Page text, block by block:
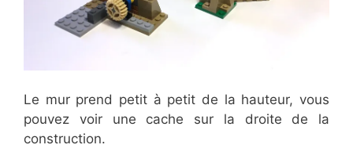
Le mur prend petit à petit de la hauteur, vous
pouvez voir une cache sur la droite de la
construction.